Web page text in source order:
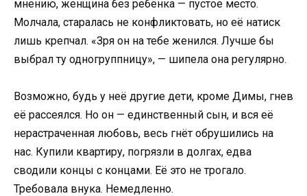
мнению, женщина без ребёнка — пустое место.
Молчала, старалась не конфликтовать, но её натиск
лишь крепчал. «Зря он на тебе женился. Лучше бы
выбрал ту одногруппницу», — шипела она регулярно.
Возможно, будь у неё другие дети, кроме Димы, гнев
её рассеялся. Но он — единственный сын, и вся её
нерастраченная любовь, весь гнёт обрушились на
нас. Купили квартиру, погрязли в долгах, едва
сводили концы с концами. Её это не трогало.
Требовала внука. Немедленно.